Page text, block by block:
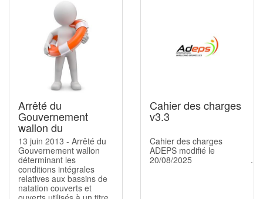
Arrêté du
Gouvernement
wallon du
13/06/2013
13 juin 2013 - Arrêté du
Gouvernement wallon
déterminant les
conditions intégrales
relatives aux bassins de
natation couverts et
Cahier des charges
v3.3
Cahier des charges
ADEPS modifié le
20/08/2025